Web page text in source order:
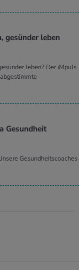
ge­sün­der leben
leben? Der iMpuls
Ge­sund­heit
Gesundheitscoaches